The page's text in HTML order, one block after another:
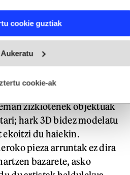
in thedetails section
Zure esperientzia eta zerbitzuak
Gehiago irakurri
cookie guztiak
Aukeratu
cookie-ak
dituzten arrakalak
zizkiotenek objektuak
hark 3D bidez modelatu
ekoitzi du haiekin.
pieza arruntak ez dira
bazarete, asko